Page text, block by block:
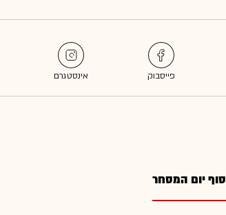
סוף יום המסחר